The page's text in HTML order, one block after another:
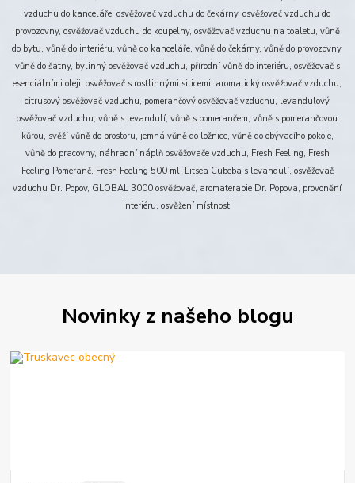
vzduchu do kanceláře, osvěžovač vzduchu do čekárny, osvěžovač vzduchu do
provozovny, osvěžovač vzduchu do koupelny, osvěžovač vzduchu na toaletu, vůně
do bytu, vůně do interiéru, vůně do kanceláře, vůně do čekárny, vůně do provozovny,
vůně do šatny, bylinný osvěžovač vzduchu, přírodní vůně do interiéru, osvěžovač s
esenciálními oleji, osvěžovač s rostlinnými silicemi, aromatický osvěžovač vzduchu,
citrusový osvěžovač vzduchu, pomerančový osvěžovač vzduchu, levandulový
osvěžovač vzduchu, vůně s levandulí, vůně s pomerančem, vůně s pomerančovou
kůrou, svěží vůně do prostoru, jemná vůně do ložnice, vůně do obývacího pokoje,
vůně do pracovny, náhradní náplň osvěžovače vzduchu, Fresh Feeling, Fresh
Feeling Pomeranč, Fresh Feeling 500 ml, Litsea Cubeba s levandulí, osvěžovač
vzduchu Dr. Popov, GLOBAL 3000 osvěžovač, aromaterapie Dr. Popova, provonění
interiéru, osvěžení místnosti
Novinky z našeho blogu